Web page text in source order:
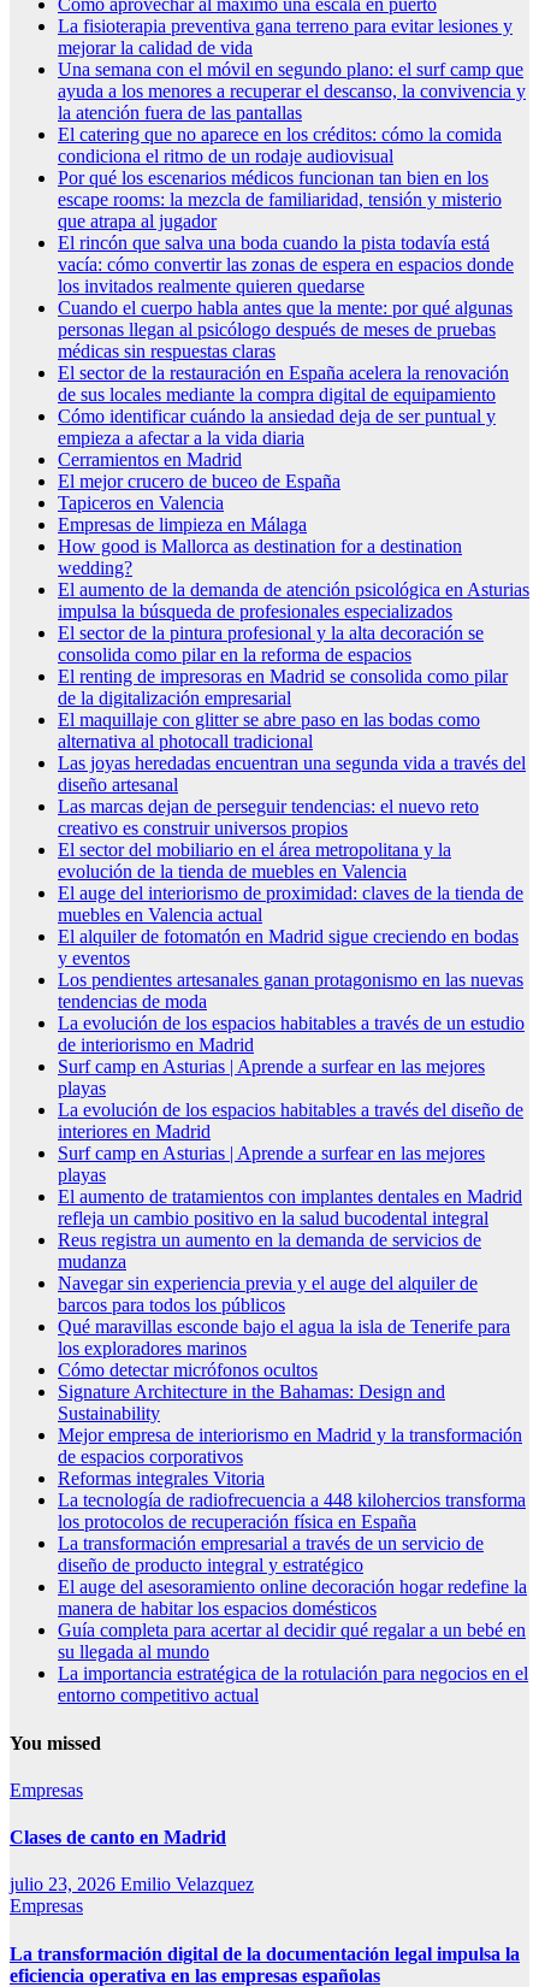
Cómo aprovechar al máximo una escala en puerto
La fisioterapia preventiva gana terreno para evitar lesiones y
mejorar la calidad de vida
Una semana con el móvil en segundo plano: el surf camp que
ayuda a los menores a recuperar el descanso, la convivencia y
la atención fuera de las pantallas
El catering que no aparece en los créditos: cómo la comida
condiciona el ritmo de un rodaje audiovisual
Por qué los escenarios médicos funcionan tan bien en los
escape rooms: la mezcla de familiaridad, tensión y misterio
que atrapa al jugador
El rincón que salva una boda cuando la pista todavía está
vacía: cómo convertir las zonas de espera en espacios donde
los invitados realmente quieren quedarse
Cuando el cuerpo habla antes que la mente: por qué algunas
personas llegan al psicólogo después de meses de pruebas
médicas sin respuestas claras
El sector de la restauración en España acelera la renovación
de sus locales mediante la compra digital de equipamiento
Cómo identificar cuándo la ansiedad deja de ser puntual y
empieza a afectar a la vida diaria
Cerramientos en Madrid
El mejor crucero de buceo de España
Tapiceros en Valencia
Empresas de limpieza en Málaga
How good is Mallorca as destination for a destination
wedding?
El aumento de la demanda de atención psicológica en Asturias
impulsa la búsqueda de profesionales especializados
El sector de la pintura profesional y la alta decoración se
consolida como pilar en la reforma de espacios
El renting de impresoras en Madrid se consolida como pilar
de la digitalización empresarial
El maquillaje con glitter se abre paso en las bodas como
alternativa al photocall tradicional
Las joyas heredadas encuentran una segunda vida a través del
diseño artesanal
Las marcas dejan de perseguir tendencias: el nuevo reto
creativo es construir universos propios
El sector del mobiliario en el área metropolitana y la
evolución de la tienda de muebles en Valencia
El auge del interiorismo de proximidad: claves de la tienda de
muebles en Valencia actual
El alquiler de fotomatón en Madrid sigue creciendo en bodas
y eventos
Los pendientes artesanales ganan protagonismo en las nuevas
tendencias de moda
La evolución de los espacios habitables a través de un estudio
de interiorismo en Madrid
Surf camp en Asturias | Aprende a surfear en las mejores
playas
La evolución de los espacios habitables a través del diseño de
interiores en Madrid
Surf camp en Asturias | Aprende a surfear en las mejores
playas
El aumento de tratamientos con implantes dentales en Madrid
refleja un cambio positivo en la salud bucodental integral
Reus registra un aumento en la demanda de servicios de
mudanza
Navegar sin experiencia previa y el auge del alquiler de
barcos para todos los públicos
Qué maravillas esconde bajo el agua la isla de Tenerife para
los exploradores marinos
Cómo detectar micrófonos ocultos
Signature Architecture in the Bahamas: Design and
Sustainability
Mejor empresa de interiorismo en Madrid y la transformación
de espacios corporativos
Reformas integrales Vitoria
La tecnología de radiofrecuencia a 448 kilohercios transforma
los protocolos de recuperación física en España
La transformación empresarial a través de un servicio de
diseño de producto integral y estratégico
El auge del asesoramiento online decoración hogar redefine la
manera de habitar los espacios domésticos
Guía completa para acertar al decidir qué regalar a un bebé en
su llegada al mundo
La importancia estratégica de la rotulación para negocios en el
entorno competitivo actual
You missed
Empresas
Clases de canto en Madrid
julio 23, 2026 Emilio Velazquez
Empresas
La transformación digital de la documentación legal impulsa la
eficiencia operativa en las empresas españolas